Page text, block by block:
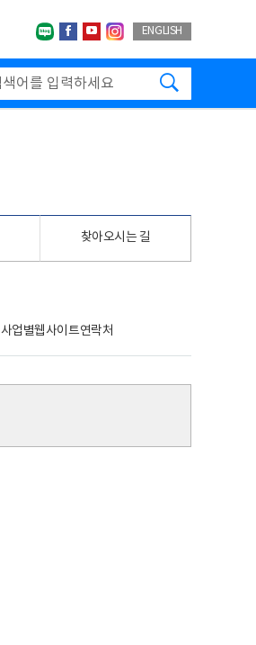
네이버블로그
페이스북
유투브인스타그랩
ENGLISH
찾아오시는 길
사업별웹사이트연락처